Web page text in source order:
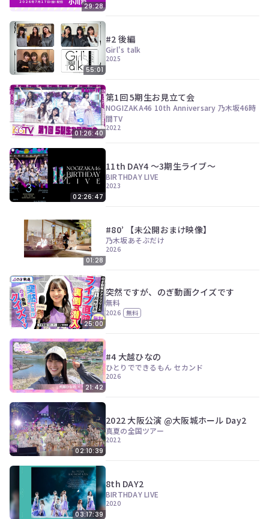
29:28
55:01
#2 後編
Girl's talk
2025
01:26:40
第1回 5期生お見立て会
NOGIZAKA46 10th Anniversary 乃木坂46時
間TV
2022
02:26:47
11th DAY4 ～3期生ライブ～
BIRTHDAY LIVE
2023
01:28
#80’ 【未公開おまけ映像】
乃木坂あそぶだけ
2026
25:00
突然ですが、のぎ動画クイズです
無料
2026 無料
21:42
#4 大越ひなの
ひとりでできるもん セカンド
2026
02:10:39
2022 大阪公演 @大阪城ホール Day2
真夏の全国ツアー
2022
03:17:39
8th DAY2
BIRTHDAY LIVE
2020